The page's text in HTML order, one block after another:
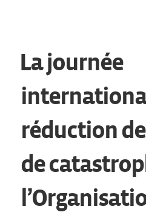
La journée
réduction
de